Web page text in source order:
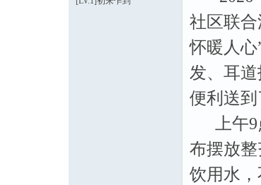
社区联
怀暖人
发、耳
便利送到
上午9
布摆放
饮用水